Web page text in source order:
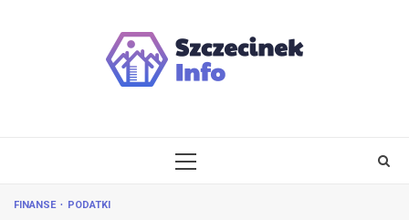
PRIMARY
FINANSE PODATKI